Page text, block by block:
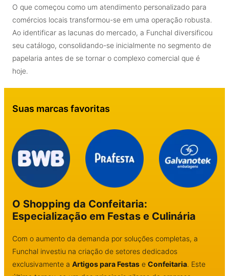
O que começou como um atendimento personalizado para
comércios locais transformou-se em uma operação robusta.
Ao identificar as lacunas do mercado, a Funchal diversificou
seu catálogo, consolidando-se inicialmente no segmento de
papelaria antes de se tornar o complexo comercial que é
hoje.
Suas marcas favoritas
O Shopping da Confeitaria:
Especialização em Festas e Culinária
Com o aumento da demanda por soluções completas, a
Funchal investiu na criação de setores dedicados
exclusivamente a Artigos para Festas e Confeitaria. Este